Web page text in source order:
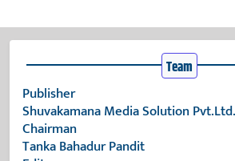
Team
Publisher
Shuvakamana Media Solution Pvt.Ltd.
Chairman
Tanka Bahadur Pandit